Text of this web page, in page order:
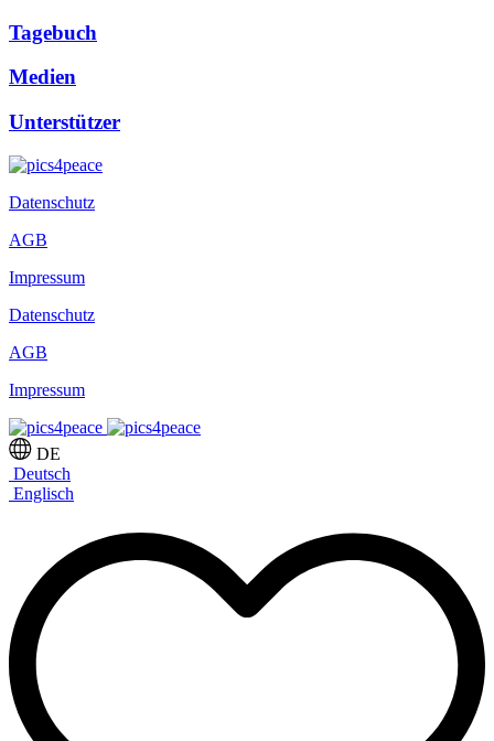
Tagebuch
Medien
Unterstützer
Datenschutz
AGB
Impressum
Datenschutz
AGB
Impressum
DE
Deutsch
Englisch